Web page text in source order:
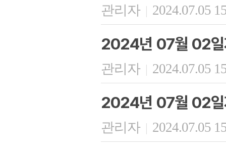
관리자 | 2024.07.05
2024년 07월 02일
관리자 | 2024.07.05
2024년 07월 02일
관리자 | 2024.07.05